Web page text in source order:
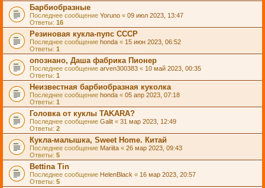
Барбиобразные
Последнее сообщение Yoruno « 09 июл 2023, 13:47
Ответы: 16
Резиновая кукла-пупс СССР
Последнее сообщение honda « 15 июн 2023, 06:52
Ответы: 1
опознано, Даша фабрика Пионер
Последнее сообщение arven300383 « 10 май 2023, 00:35
Ответы: 1
Неизвестная барбиобразная куколка
Последнее сообщение honda « 05 апр 2023, 07:18
Ответы: 1
Головка от куклы TAKARA?
Последнее сообщение Galit « 31 мар 2023, 12:49
Ответы: 2
Кукла-малышка, Sweet Home. Китай
Последнее сообщение Mariita « 26 мар 2023, 09:43
Ответы: 5
Bettina Tin
Последнее сообщение HelenBlack « 16 мар 2023, 20:57
Ответы: 5